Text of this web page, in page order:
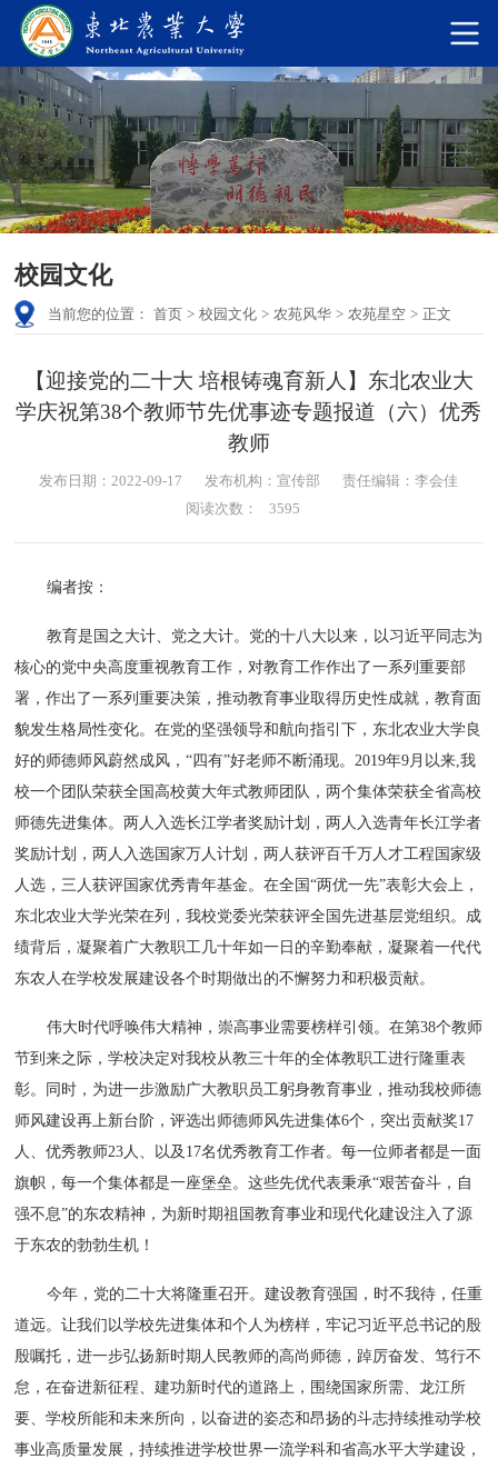
校园文化
当前您的位置： 首页 > 校园文化 > 农苑风华 > 农苑星空 > 正文
【迎接党的二十大 培根铸魂育新人】东北农业大
学庆祝第38个教师节先优事迹专题报道（六）优秀
教师
发布日期：2022-09-17 发布机构：宣传部
责任编辑：李会佳
阅读次数：
3595
编者按：
教育是国之大计、党之大计。党的十八大以来，以习近平同志为
核心的党中央高度重视教育工作，对教育工作作出了一系列重要部
署，作出了一系列重要决策，推动教育事业取得历史性成就，教育面
貌发生格局性变化。在党的坚强领导和航向指引下，东北农业大学良
好的师德师风蔚然成风，“四有”好老师不断涌现。2019年9月以来,我
校一个团队荣获全国高校黄大年式教师团队，两个集体荣获全省高校
师德先进集体。两人入选长江学者奖励计划，两人入选青年长江学者
奖励计划，两人入选国家万人计划，两人获评百千万人才工程国家级
人选，三人获评国家优秀青年基金。在全国“两优一先”表彰大会上，
东北农业大学光荣在列，我校党委光荣获评全国先进基层党组织。成
绩背后，凝聚着广大教职工几十年如一日的辛勤奉献，凝聚着一代代
东农人在学校发展建设各个时期做出的不懈努力和积极贡献。
伟大时代呼唤伟大精神，崇高事业需要榜样引领。在第38个教师
节到来之际，学校决定对我校从教三十年的全体教职工进行隆重表
彰。同时，为进一步激励广大教职员工躬身教育事业，推动我校师德
师风建设再上新台阶，评选出师德师风先进集体6个，突出贡献奖17
人、优秀教师23人、以及17名优秀教育工作者。每一位师者都是一面
旗帜，每一个集体都是一座堡垒。这些先优代表秉承“艰苦奋斗，自
强不息”的东农精神，为新时期祖国教育事业和现代化建设注入了源
于东农的勃勃生机！
今年，党的二十大将隆重召开。建设教育强国，时不我待，任重
道远。让我们以学校先进集体和个人为榜样，牢记习近平总书记的殷
殷嘱托，进一步弘扬新时期人民教师的高尚师德，踔厉奋发、笃行不
怠，在奋进新征程、建功新时代的道路上，围绕国家所需、龙江所
要、学校所能和未来所向，以奋进的姿态和昂扬的斗志持续推动学校
事业高质量发展，持续推进学校世界一流学科和省高水平大学建设，